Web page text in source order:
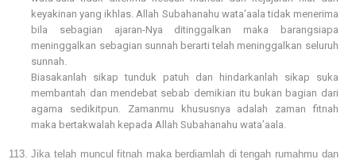
keyakinan yang ikhlas. Allah Subahanahu wata’aala tidak menerima
bila sebagian ajaran-Nya ditinggalkan maka barangsiapa
meninggalkan sebagian sunnah berarti telah meninggalkan seluruh
sunnah.
Biasakanlah sikap tunduk patuh dan hindarkanlah sikap suka
membantah dan mendebat sebab demikian itu bukan bagian dari
agama sedikitpun. Zamanmu khususnya adalah zaman fitnah
maka bertakwalah kepada Allah Subahanahu wata’aala.
Jika telah muncul fitnah maka berdiamlah di tengah rumahmu dan